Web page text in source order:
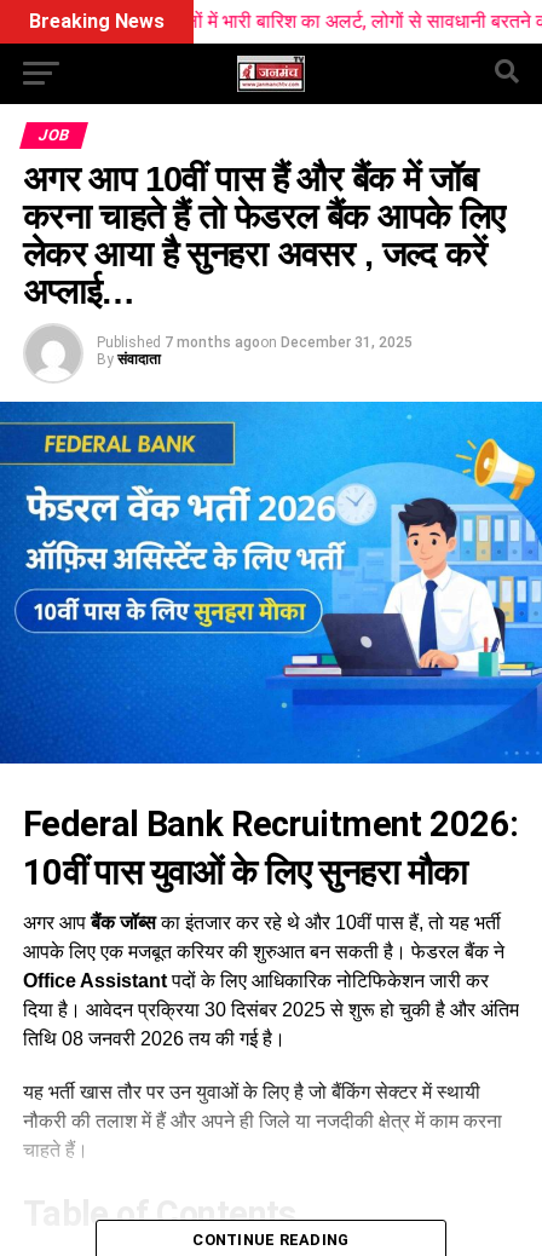
Breaking News
जिलों में भारी बारिश का अलर्ट, लोगों से सावधानी बरतने की अपील
JOB
अगर आप 10वीं पास हैं और बैंक में जॉब
करना चाहते हैं तो फेडरल बैंक आपके लिए
लेकर आया है सुनहरा अवसर , जल्द करें
अप्लाई…
Published 7 months agoon December 31, 2025
By संवादाता
Federal Bank Recruitment 2026:
10वीं पास युवाओं के लिए सुनहरा मौका
अगर आपबैंक जॉब्सका इंतजार कर रहे थे और 10वीं पास हैं, तो यह भर्ती
आपके लिए एक मजबूत करियर की शुरुआत बन सकती है। फेडरल बैंक ने
Office Assistantपदों के लिए आधिकारिक नोटिफिकेशन जारी कर
दिया है। आवेदन प्रक्रिया 30 दिसंबर 2025 से शुरू हो चुकी है और अंतिम
तिथि 08 जनवरी 2026 तय की गई है।
यह भर्ती खास तौर पर उन युवाओं के लिए है जो बैंकिंग सेक्टर में स्थायी
नौकरी की तलाश में हैं और अपने ही जिले या नजदीकी क्षेत्र में काम करना
चाहते हैं।
Table of Contents
CONTINUE READING